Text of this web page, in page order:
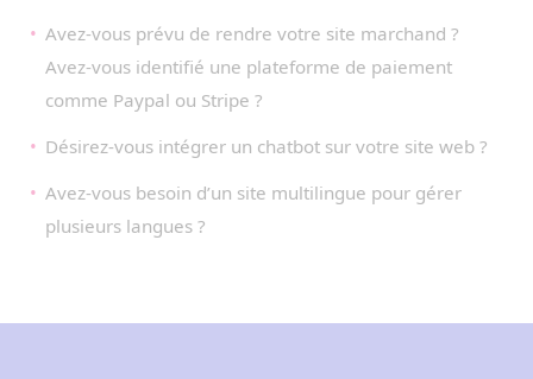
Avez-vous prévu de rendre votre site marchand ?
Avez-vous identifié une plateforme de paiement
comme Paypal ou Stripe ?
Désirez-vous intégrer un chatbot sur votre site web ?
Avez-vous besoin d’un site multilingue pour gérer
plusieurs langues ?